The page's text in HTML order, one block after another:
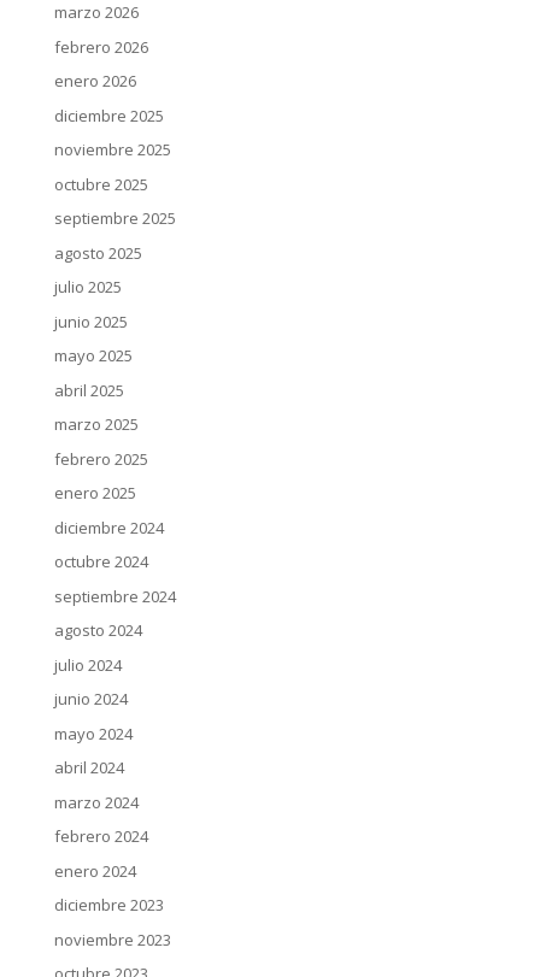
marzo 2026
febrero 2026
enero 2026
diciembre 2025
noviembre 2025
octubre 2025
septiembre 2025
agosto 2025
julio 2025
junio 2025
mayo 2025
abril 2025
marzo 2025
febrero 2025
enero 2025
diciembre 2024
octubre 2024
septiembre 2024
agosto 2024
julio 2024
junio 2024
mayo 2024
abril 2024
marzo 2024
febrero 2024
enero 2024
diciembre 2023
noviembre 2023